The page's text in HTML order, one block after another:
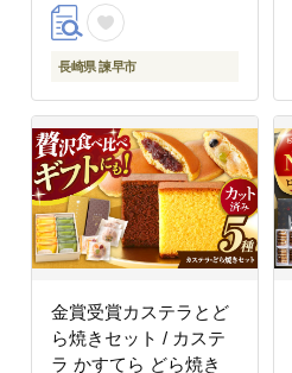
長崎県 諫早市
金賞受賞カステラとど
ら焼きセット / カステ
ラ かすてら どら焼き